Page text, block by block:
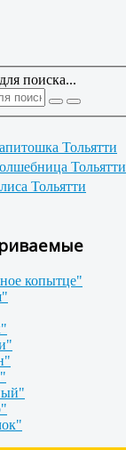
поиска...
Тольятти
Тольятти
Тольятти
копытце"